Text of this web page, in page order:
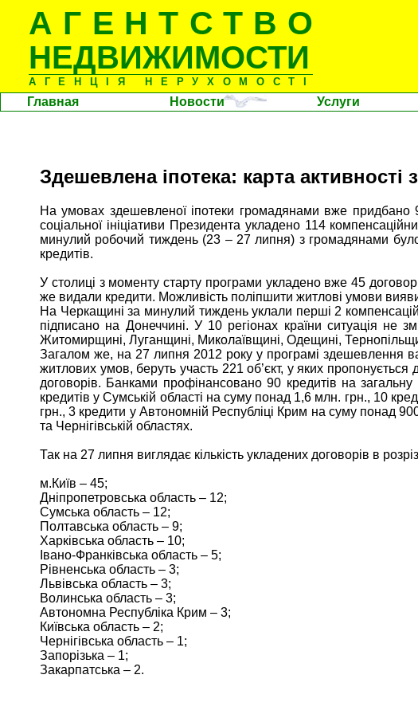
АГЕНТСТВО
НЕДВИЖИМОСТИ
АГЕНЦІЯ НЕРУХОМОСТІ
Главная Новости Услуги
Здешевлена іпотека: карта активності
На умовах здешевленої іпотеки громадянами вже придбано
соціальної ініціативи Президента укладено 114
минулий робочий тиждень (23 – 27 липня) з громадянами
кредитів.
У столиці з моменту старту програми укладено вже 45
же видали кредити. Можливість поліпшити житлові умови
На Черкащині за минулий тиждень уклали перші 2
підписано на Донеччині. У 10 регіонах країни ситуація не
Житомирщині, Луганщині, Миколаївщині, Одещині,
Загалом же, на 27 липня 2012 року у програмі здешевлення
житлових умов, беруть участь 221 об’єкт, у яких
договорів. Банками профінансовано 90 кредитів на
кредитів у Сумській області на суму понад 1,6 млн. грн., 10
грн., 3 кредити у Автономній Республіці Крим на суму понад
та Чернігівській областях.
Так на 27 липня виглядає кількість укладених договорів в
м.Київ – 45;
Дніпропетровська область – 12;
Сумська область – 12;
Полтавська область – 9;
Харківська область – 10;
Івано-Франківська область – 5;
Рівненська область – 3;
Львівська область – 3;
Волинська область – 3;
Автономна Республіка Крим – 3;
Київська область – 2;
Чернігівська область – 1;
Запорізька – 1;
Закарпатська – 2.